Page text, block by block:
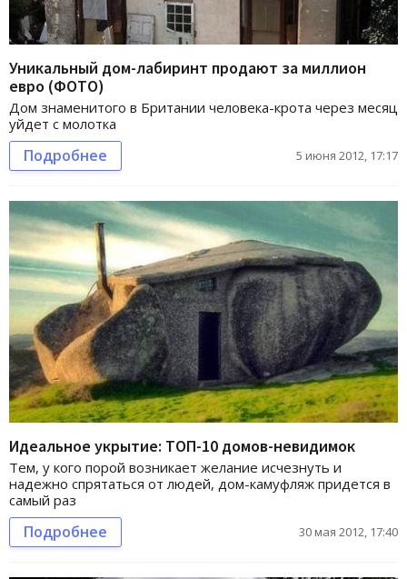
Уникальный дом-лабиринт продают за миллион
евро (ФОТО)
Дом знаменитого в Британии человека-крота через месяц
уйдет с молотка
Подробнее 5 июня 2012, 17:17
Идеальное укрытие: ТОП-10 домов-невидимок
Тем, у кого порой возникает желание исчезнуть и
надежно спрятаться от людей, дом-камуфляж придется в
самый раз
Подробнее 30 мая 2012, 17:40